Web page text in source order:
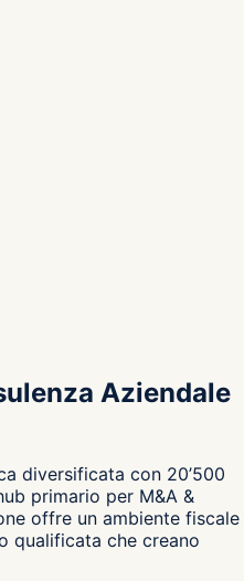
Aziendale
diversificata con 20’500
primario per M&A &
offre un ambiente fiscale
qualificata che creano